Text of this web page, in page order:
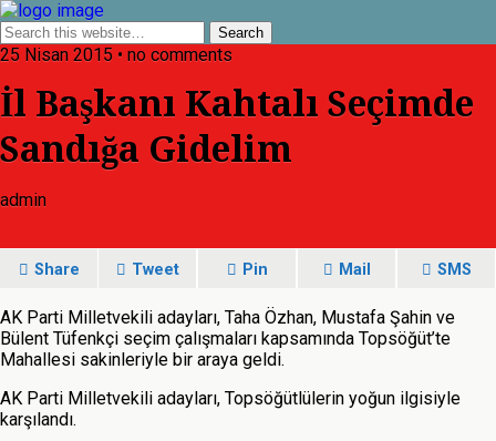
25 Nisan 2015 • no comments
İl Başkanı Kahtalı Seçimde
Sandığa Gidelim
admin
Share Tweet Pin Mail SMS
AK Parti Milletvekili adayları, Taha Özhan, Mustafa Şahin ve
Bülent Tüfenkçi seçim çalışmaları kapsamında Topsöğüt’te
Mahallesi sakinleriyle bir araya geldi.
AK Parti Milletvekili adayları, Topsöğütlülerin yoğun ilgisiyle
karşılandı.